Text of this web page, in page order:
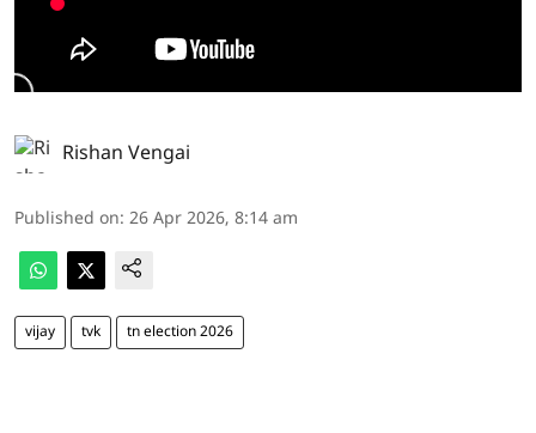
Rishan Vengai
Published on: 26 Apr 2026, 8:14 am
vijay tvk tn election 2026